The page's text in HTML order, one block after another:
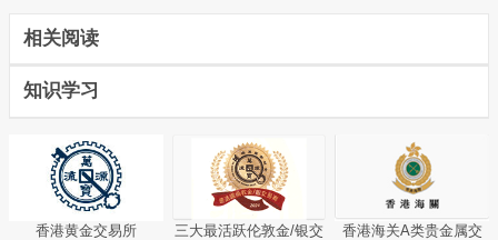
相关阅读
知识学习
香港黄金交易所
三大最活跃伦敦金/银交
香港海关A类贵金属交